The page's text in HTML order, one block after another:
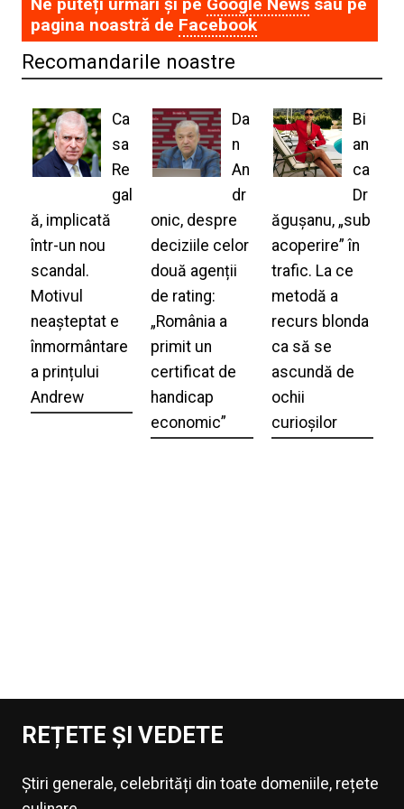
Ne puteți urmări și pe Google Newssau pe
pagina noastră de Facebook
Recomandarile noastre
Ca
sa
Re
gal
ă, implicată
într-un nou
scandal.
Motivul
neașteptat e
înmormântare
a prințului
Andrew
Da
n
An
dr
onic, despre
deciziile celor
două agenții
de rating:
„România a
primit un
certificat de
handicap
economic”
Bi
an
ca
Dr
ăgușanu, „sub
acoperire” în
trafic. La ce
metodă a
recurs blonda
ca să se
ascundă de
ochii
curioșilor
REȚETE ȘI VEDETE
Știri generale, celebrități din toate domeniile, rețete